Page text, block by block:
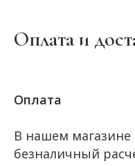
Оплата и
Оплата
В нашем магазине
безналичный